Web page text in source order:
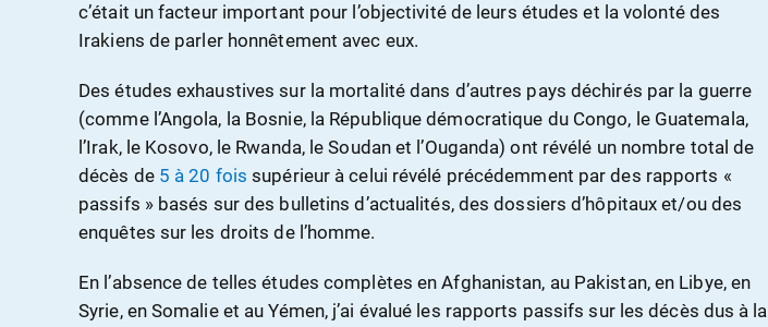
c’était un facteur important pour l’objectivité de leurs études et la volonté des
Irakiens de parler honnêtement avec eux.
Des études exhaustives sur la mortalité dans d’autres pays déchirés par la guerre
(comme l’Angola, la Bosnie, la République démocratique du Congo, le Guatemala,
l’Irak, le Kosovo, le Rwanda, le Soudan et l’Ouganda) ont révélé un nombre total de
décès de 5 à 20 fois supérieur à celui révélé précédemment par des rapports «
passifs » basés sur des bulletins d’actualités, des dossiers d’hôpitaux et/ou des
enquêtes sur les droits de l’homme.
En l’absence de telles études complètes en Afghanistan, au Pakistan, en Libye, en
Syrie, en Somalie et au Yémen, j’ai évalué les rapports passifs sur les décès dus à la